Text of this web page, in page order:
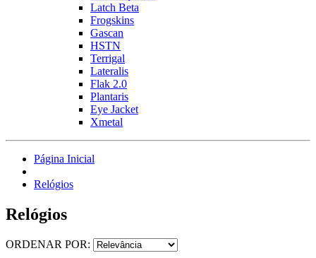
Latch Beta
Frogskins
Gascan
HSTN
Terrigal
Lateralis
Flak 2.0
Plantaris
Eye Jacket
Xmetal
Página Inicial
Relógios
Relógios
ORDENAR POR: